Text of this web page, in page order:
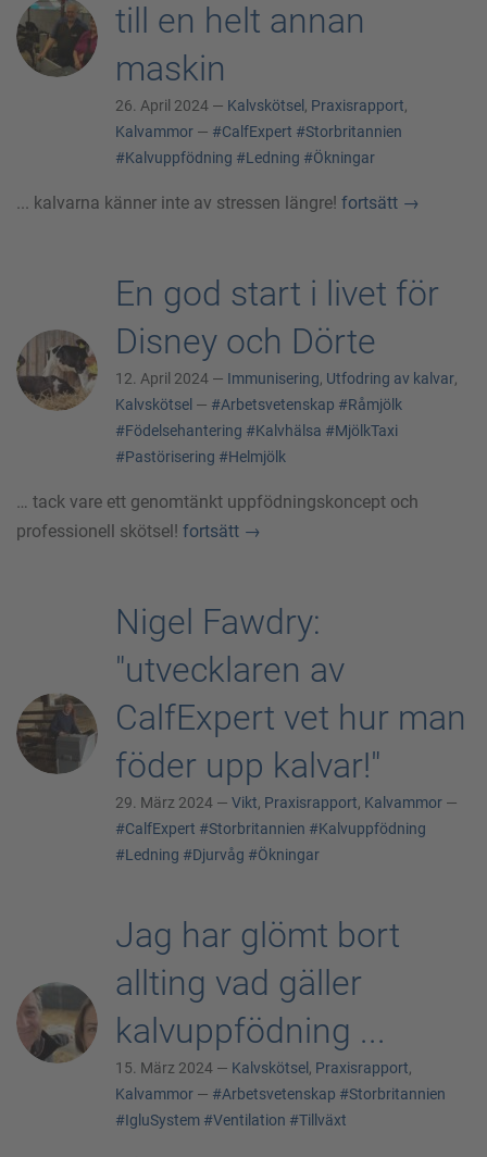
till en helt annan
maskin
26. April 2024 — Kalvskötsel , Praxisrapport,
Kalvammor — #CalfExpert #Storbritannien
#Kalvuppfödning #Ledning #Ökningar
... kalvarna känner inte av stressen längre! fortsätt →
En god start i livet för
Disney och Dörte
12. April 2024 — Immunisering, Utfodring av kalvar,
Kalvskötsel — #Arbetsvetenskap #Råmjölk
#Födelsehantering #Kalvhälsa #MjölkTaxi
#Pastörisering #Helmjölk
… tack vare ett genomtänkt uppfödningskoncept och
professionell skötsel! fortsätt →
Nigel Fawdry:
"utvecklaren av
CalfExpert vet hur man
föder upp kalvar!"
29. März 2024 — Vikt, Praxisrapport, Kalvammor —
#CalfExpert #Storbritannien #Kalvuppfödning
#Ledning #Djurvåg #Ökningar
Jag har glömt bort
allting vad gäller
kalvuppfödning ...
15. März 2024 — Kalvskötsel , Praxisrapport,
Kalvammor — #Arbetsvetenskap #Storbritannien
#IgluSystem #Ventilation #Tillväxt